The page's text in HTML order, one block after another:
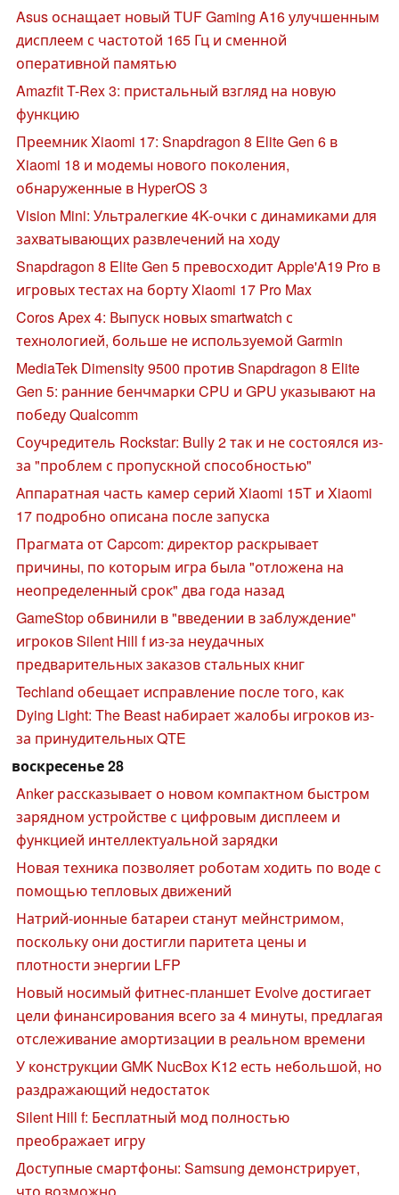
Asus оснащает новый TUF Gaming A16 улучшенным
дисплеем с частотой 165 Гц и сменной
оперативной памятью
Amazfit T-Rex 3: пристальный взгляд на новую
функцию
Преемник Xiaomi 17: Snapdragon 8 Elite Gen 6 в
Xiaomi 18 и модемы нового поколения,
обнаруженные в HyperOS 3
Vision Mini: Ультралегкие 4K-очки с динамиками для
захватывающих развлечений на ходу
Snapdragon 8 Elite Gen 5 превосходит Apple'A19 Pro в
игровых тестах на борту Xiaomi 17 Pro Max
Coros Apex 4: Выпуск новых smartwatch с
технологией, больше не используемой Garmin
MediaTek Dimensity 9500 против Snapdragon 8 Elite
Gen 5: ранние бенчмарки CPU и GPU указывают на
победу Qualcomm
Соучредитель Rockstar: Bully 2 так и не состоялся из-
за "проблем с пропускной способностью"
Аппаратная часть камер серий Xiaomi 15T и Xiaomi
17 подробно описана после запуска
Прагмата от Capcom: директор раскрывает
причины, по которым игра была "отложена на
неопределенный срок" два года назад
GameStop обвинили в "введении в заблуждение"
игроков Silent Hill f из-за неудачных
предварительных заказов стальных книг
Techland обещает исправление после того, как
Dying Light: The Beast набирает жалобы игроков из-
за принудительных QTE
воскресенье 28
Anker рассказывает о новом компактном быстром
зарядном устройстве с цифровым дисплеем и
функцией интеллектуальной зарядки
Новая техника позволяет роботам ходить по воде с
помощью тепловых движений
Натрий-ионные батареи станут мейнстримом,
поскольку они достигли паритета цены и
плотности энергии LFP
Новый носимый фитнес-планшет Evolve достигает
цели финансирования всего за 4 минуты, предлагая
отслеживание амортизации в реальном времени
У конструкции GMK NucBox K12 есть небольшой, но
раздражающий недостаток
Silent Hill f: Бесплатный мод полностью
преображает игру
Доступные смартфоны: Samsung демонстрирует,
что возможно